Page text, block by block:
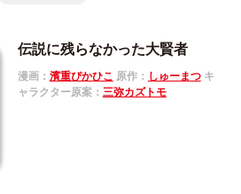
宝にはある秘密が隠されており――。
成り上がりファンタジー、開幕！
伝説に残らなかった大賢者
漫画： 濱重ぴかひこ 原作： しゅーまつキ
ャラクター原案： 三弥カズトモ